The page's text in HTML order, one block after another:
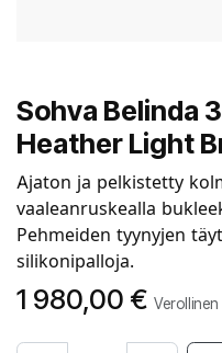
Sohva Belinda
Heather Light
Ajaton ja pelkistetty
vaaleanruskealla
Pehmeiden tyynyjen
silikonipalloja.
1 980,00 € Verollinen